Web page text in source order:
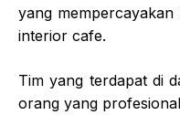
yang
interior cafe.
Tim yang terdapat di
orang yang